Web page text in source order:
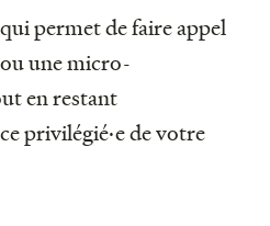
permet de faire appel
une micro-
en restant
privilégié·e de votre